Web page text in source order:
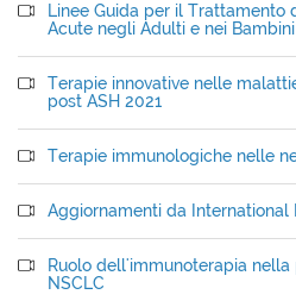
Linee Guida per il Trattamento
Acute negli Adulti e nei Bambini
Terapie innovative nelle
post ASH 2021
Terapie immunologiche nelle
Aggiornamenti da International
Ruolo dell'immunoterapia
NSCLC